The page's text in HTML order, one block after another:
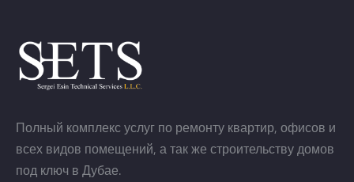
Полный комплекс услуг по ремонту квартир, офисов и
всех видов помещений, а так же строительству домов
под ключ в Дубае.